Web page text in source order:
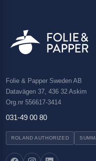
Folie & Papper Sweden AB
Datavägen 37, 436 32 Askim
Org.nr 556617-3414
031-49 00 80
ROLAND AUTHORIZED